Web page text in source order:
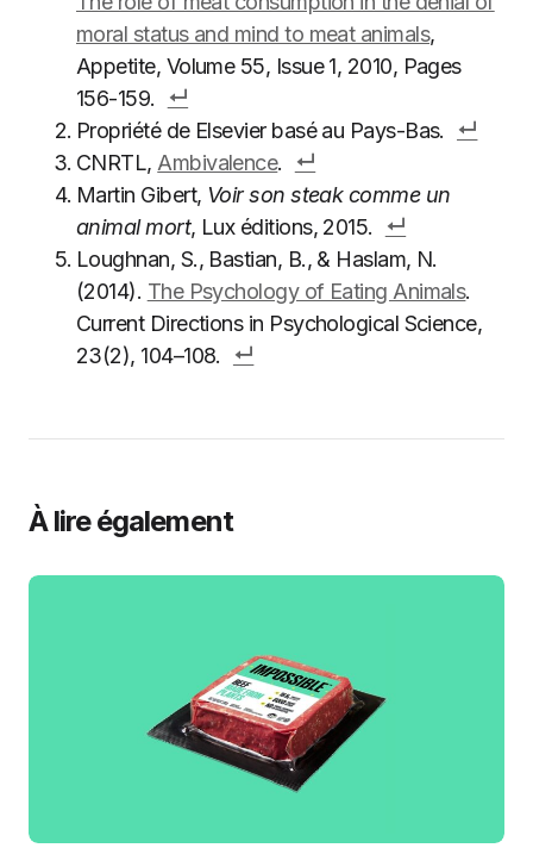
moral status and mind to meat animals,
Appetite, Volume 55, Issue 1, 2010, Pages
156-159.
Propriété de Elsevier basé au Pays-Bas.
CNRTL, Ambivalence.
Martin Gibert, Voir son steak comme un
animal mort, Lux éditions, 2015.
Loughnan, S., Bastian, B., & Haslam, N.
(2014). The Psychology of Eating Animals.
Current Directions in Psychological Science,
23(2), 104–108.
À lire également